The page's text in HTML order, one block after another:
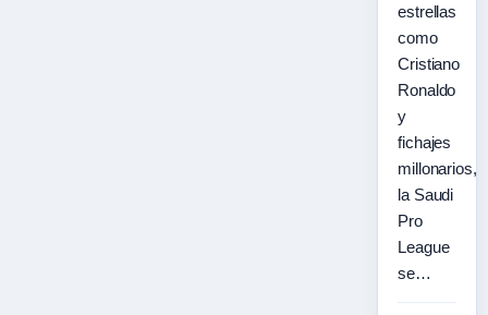
estrellas
como
Cristiano
Ronaldo
y
fichajes
millonarios,
la Saudi
Pro
League
se…